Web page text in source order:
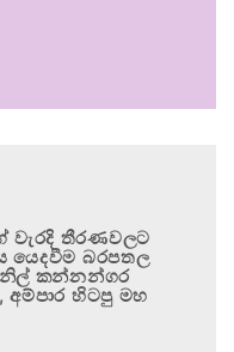
වැරදි තීරණවලට
යෙදවීම බරපතල
කන්නන්ගර
හිටපු මහ